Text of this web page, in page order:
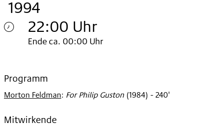
1994
22:00 Uhr
Freitag
Nov
1994
Ende ca. 00:00 Uhr
Programm
Morton Feldman: For Philip Guston (1984) - 240'
Mitwirkende